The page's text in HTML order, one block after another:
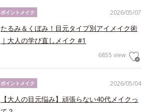
2026/05/07
ポイントメイク
たるみ＆くぼみ！目元タイプ別アイメイク術
｜大人の学び直しメイク #1
6855 view
2026/05/04
ポイントメイク
【大人の目元悩み】頑張らない40代メイクっ